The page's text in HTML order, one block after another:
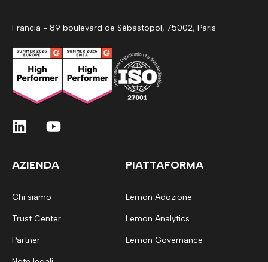
Francia - 89 boulevard de Sébastopol, 75002, Paris
AZIENDA
Chi siamo
Trust Center
Partner
PIATTAFORMA
Lemon Adozione
Lemon Analytics
Lemon Governance